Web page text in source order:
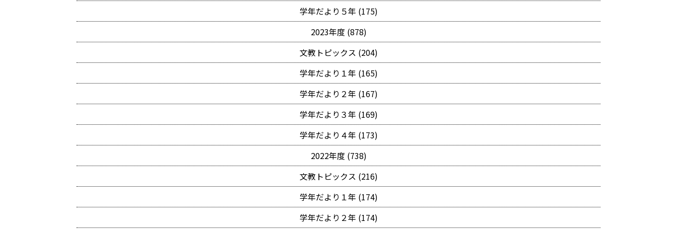
学年だより５年 (175)
2023年度 (878)
文教トピックス (204)
学年だより１年 (165)
学年だより２年 (167)
学年だより３年 (169)
学年だより４年 (173)
2022年度 (738)
文教トピックス (216)
学年だより１年 (174)
学年だより２年 (174)